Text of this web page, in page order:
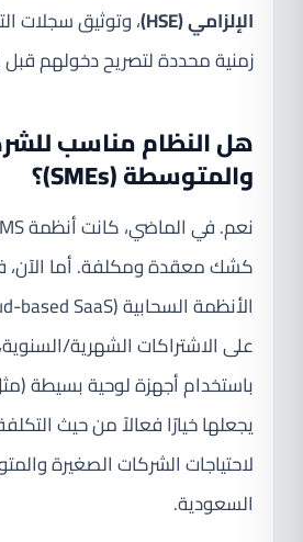
الإلزامي (HSE)
، وتوثيق سجلات
زمنية محددة لتصريح دخولهم قبل
هل النظام مناسب
والمتوسطة (SMEs)؟
كشك معقدة ومكلفة. أما
على الاشتراكات الشهرية/
يجعلها خيارًا فعالاً من حيث
لاحتياجات الشركات الصغيرة
السعودية.